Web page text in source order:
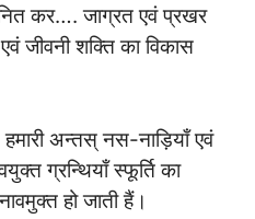
कर…. जाग्रत एवं प्रखर
जीवनी शक्ति का विकास
अन्तस् नस-नाड़ियाँ एवं
ग्रन्थियाँ स्फूर्ति का
हो जाती हैं।